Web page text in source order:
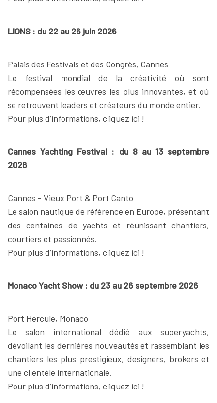
LIONS : du 22 au 26 juin 2026
Palais des Festivals et des Congrès, Cannes
Le festival mondial de la créativité où sont
récompensées les œuvres les plus innovantes, et où
se retrouvent leaders et créateurs du monde entier.
Pour plus d’informations, cliquez ici !
Cannes Yachting Festival : du 8 au 13 septembre
2026
Cannes – Vieux Port & Port Canto
Le salon nautique de référence en Europe, présentant
des centaines de yachts et réunissant chantiers,
courtiers et passionnés.
Pour plus d’informations, cliquez ici !
Monaco Yacht Show : du 23 au 26 septembre 2026
Port Hercule, Monaco
Le salon international dédié aux superyachts,
dévoilant les dernières nouveautés et rassemblant les
chantiers les plus prestigieux, designers, brokers et
une clientèle internationale.
Pour plus d’informations, cliquez ici !